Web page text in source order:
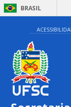
BRASIL